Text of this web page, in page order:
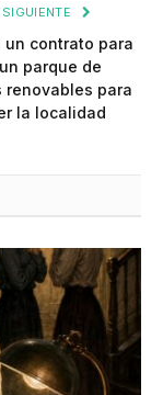
un contrato para
parque de
renovables para
la localidad